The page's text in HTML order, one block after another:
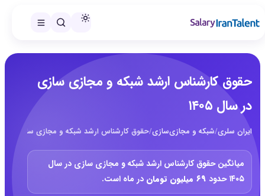
حقوق کارشناس ارشد شبکه و مجازی سازی
در سال ۱۴۰۵
ایران سلری/شبکه و مجازی‌سازی/حقوق کارشناس ارشد شبکه و مجازی سازی در سال
میانگین حقوق کارشناس ارشد شبکه و مجازی سازی در سال
۱۴۰۵ حدود
۶۹ میلیون تومان در ماه است.